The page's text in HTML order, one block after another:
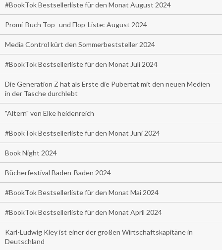
#BookTok Bestsellerliste für den Monat August 2024
Promi-Buch Top- und Flop-Liste: August 2024
Media Control kürt den Sommerbeststeller 2024
#BookTok Bestsellerliste für den Monat Juli 2024
Die Generation Z hat als Erste die Pubertät mit den neuen Medien
in der Tasche durchlebt
"Altern" von Elke heidenreich
#BookTok Bestsellerliste für den Monat Juni 2024
Book Night 2024
Bücherfestival Baden-Baden 2024
#BookTok Bestsellerliste für den Monat Mai 2024
#BookTok Bestsellerliste für den Monat April 2024
Karl-Ludwig Kley ist einer der großen Wirtschaftskapitäne in
Deutschland